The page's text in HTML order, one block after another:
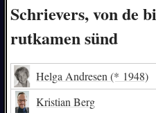
Schrievers, von de
rutkamen sünd
Helga Andresen(* 1948)
Kristian Berg